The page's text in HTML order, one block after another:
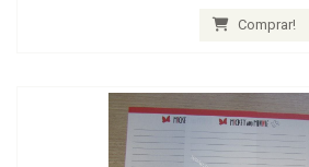
Comprar!